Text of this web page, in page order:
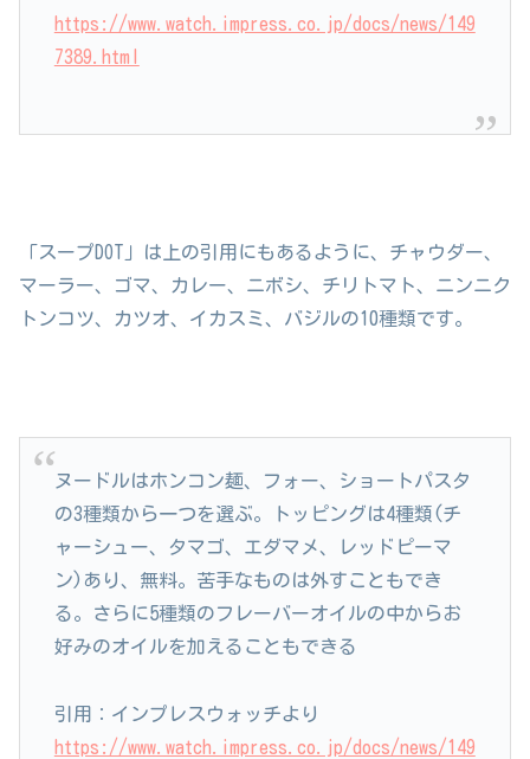
https://www.watch.impress.co.jp/docs/news/149
7389.html
「スープDOT」は上の引用にもあるように、チャウダー、
マーラー、ゴマ、カレー、ニボシ、チリトマト、ニンニク
トンコツ、カツオ、イカスミ、バジルの10種類です。
ヌードルはホンコン麺、フォー、ショートパスタ
の3種類から一つを選ぶ。トッピングは4種類(チ
ャーシュー、タマゴ、エダマメ、レッドピーマ
ン)あり、無料。苦手なものは外すこともでき
る。さらに5種類のフレーバーオイルの中からお
好みのオイルを加えることもできる
引用：インプレスウォッチより
https://www.watch.impress.co.jp/docs/news/149